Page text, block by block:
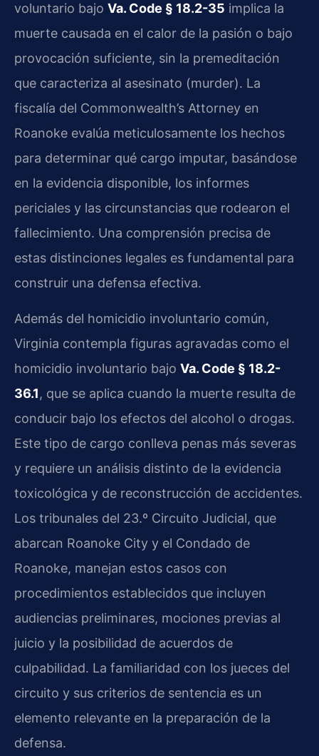
voluntario bajo Va. Code § 18.2-35 implica la
muerte causada en el calor de la pasión o bajo
provocación suficiente, sin la premeditación
que caracteriza al asesinato (murder). La
fiscalía del Commonwealth’s Attorney en
Roanoke evalúa meticulosamente los hechos
para determinar qué cargo imputar, basándose
en la evidencia disponible, los informes
periciales y las circunstancias que rodearon el
fallecimiento. Una comprensión precisa de
estas distinciones legales es fundamental para
construir una defensa efectiva.
Además del homicidio involuntario común,
Virginia contempla figuras agravadas como el
homicidio involuntario bajo Va. Code § 18.2-
36.1, que se aplica cuando la muerte resulta de
conducir bajo los efectos del alcohol o drogas.
Este tipo de cargo conlleva penas más severas
y requiere un análisis distinto de la evidencia
toxicológica y de reconstrucción de accidentes.
Los tribunales del 23.º Circuito Judicial, que
abarcan Roanoke City y el Condado de
Roanoke, manejan estos casos con
procedimientos establecidos que incluyen
audiencias preliminares, mociones previas al
juicio y la posibilidad de acuerdos de
culpabilidad. La familiaridad con los jueces del
circuito y sus criterios de sentencia es un
elemento relevante en la preparación de la
defensa.